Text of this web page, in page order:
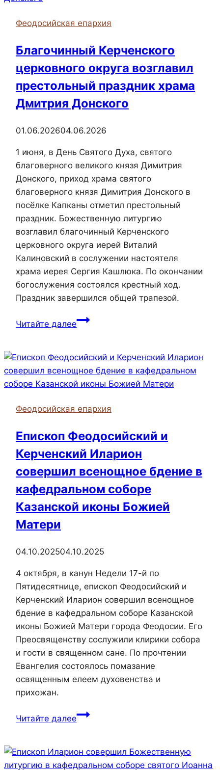
посвященный
матери
Феодосийская епархия
Благочинный Керченского
церковного округа возглавил
престольный праздник храма
Дмитрия Донского
01.06.202604.06.2026
1 июня, в День Святого Духа, святого
благоверного великого князя Димитрия
Донского, приход храма святого
благоверного князя Димитрия Донского в
посёлке Капканы отметил престольный
праздник. Божественную литургию
возглавил благочинный Керченского
церковного округа иерей Виталий
Калиновский в сослужении настоятеля
храма иерея Сергия Кашлюка. По окончании
богослужения состоялся крестный ход.
Праздник завершился общей трапезой.
Читайте далееБлагочинный
округа
возглавил
престольный
храма
Донского
Феодосийская епархия
Епископ Феодосийский и
Керченский Иларион
совершил всенощное бдение в
кафедральном соборе
Казанской иконы Божией
Матери
04.10.202504.10.2025
4 октября, в канун Недели 17-й по
Пятидесятнице, епископ Феодосийский и
Керченский Иларион совершил всенощное
бдение в кафедральном соборе Казанской
иконы Божией Матери города Феодосии. Его
Преосвященству сослужили клирики собора
и гости в священном сане. По прочтении
Евангелия состоялось помазание
освященным елеем духовенства и
прихожан.
Читайте далееЕпископ
Керченский
Иларион